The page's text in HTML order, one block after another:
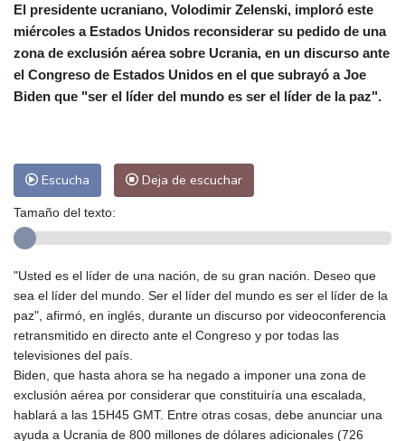
El presidente ucraniano, Volodimir Zelenski, imploró este
miércoles a Estados Unidos reconsiderar su pedido de una
zona de exclusión aérea sobre Ucrania, en un discurso ante
el Congreso de Estados Unidos en el que subrayó a Joe
Biden que "ser el líder del mundo es ser el líder de la paz".
Escucha Deja de escuchar
Tamaño del texto:
"Usted es el líder de una nación, de su gran nación. Deseo que
sea el líder del mundo. Ser el líder del mundo es ser el líder de la
paz", afirmó, en inglés, durante un discurso por videoconferencia
retransmitido en directo ante el Congreso y por todas las
televisiones del país.
Biden, que hasta ahora se ha negado a imponer una zona de
exclusión aérea por considerar que constituiría una escalada,
hablará a las 15H45 GMT. Entre otras cosas, debe anunciar una
ayuda a Ucrania de 800 millones de dólares adicionales (726